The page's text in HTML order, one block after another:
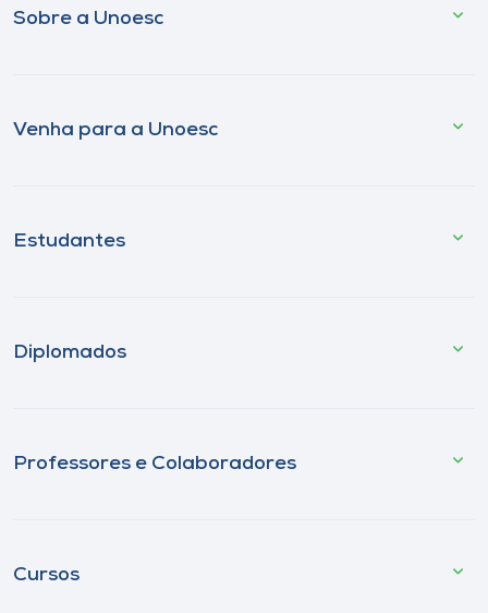
Sobre a Unoesc
Venha para a Unoesc
Estudantes
Diplomados
Professores e Colaboradores
Cursos